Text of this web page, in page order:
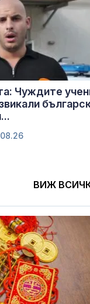
Чуждите
ВИЖ